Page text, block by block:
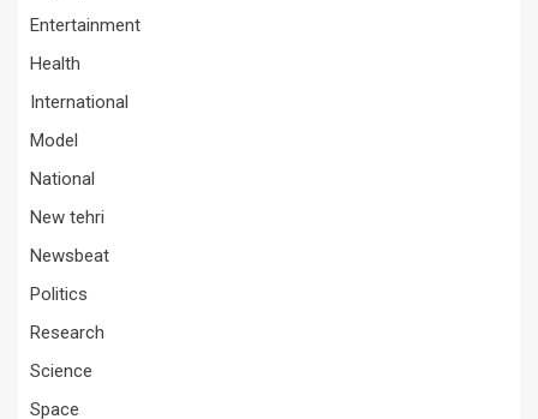
Entertainment
Health
International
Model
National
New tehri
Newsbeat
Politics
Research
Science
Space